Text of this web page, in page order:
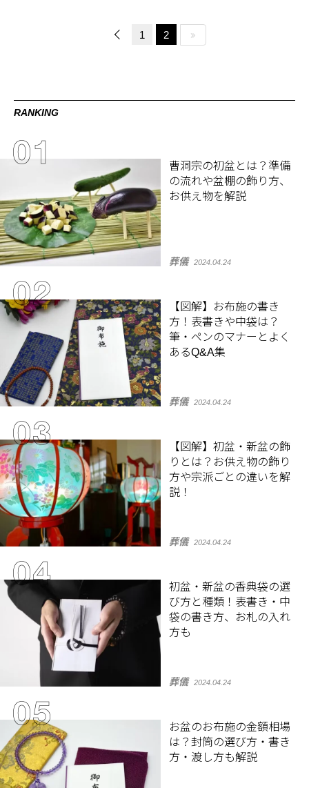
1 2
RANKING
曹洞宗の初盆とは？準備
の流れや盆棚の飾り方、
お供え物を解説
葬儀 2024.04.24
【図解】お布施の書き
方！表書きや中袋は？
筆・ペンのマナーとよく
あるQ&A集
葬儀 2024.04.24
【図解】初盆・新盆の飾
りとは？お供え物の飾り
方や宗派ごとの違いを解
説！
葬儀 2024.04.24
初盆・新盆の香典袋の選
び方と種類！表書き・中
袋の書き方、お札の入れ
方も
葬儀 2024.04.24
お盆のお布施の金額相場
は？封筒の選び方・書き
方・渡し方も解説